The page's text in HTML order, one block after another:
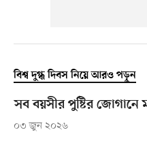
বিশ্ব দুগ্ধ দিবস নিয়ে আরও পড়ুন
সব বয়সীর পুষ্টির জোগানে
০৩ জুন ২০২৬